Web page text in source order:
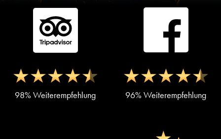
98% Weiterempfehlung 96% Weiterempfehlung